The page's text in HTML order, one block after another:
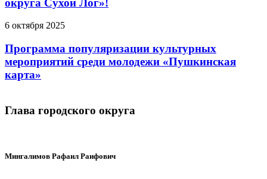
6 октября 2025
Программа популяризации культурных
мероприятий среди молодежи «Пушкинская
карта»
Глава городского округа
Мингалимов Рафаил Раифович